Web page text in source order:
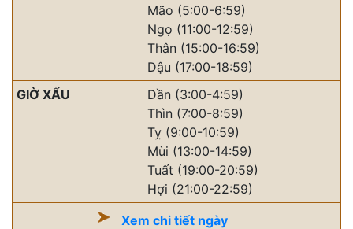
Mão (5:00-6:59)
Ngọ (11:00-12:59)
Thân (15:00-16:59)
Dậu (17:00-18:59)
GIỜ XẤU
Dần (3:00-4:59)
Thìn (7:00-8:59)
Tỵ (9:00-10:59)
Mùi (13:00-14:59)
Tuất (19:00-20:59)
Hợi (21:00-22:59)
Xem chi tiết ngày